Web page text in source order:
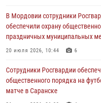
В Саранске сотрудники
задержали гражданина за
03 августа 2026, 08:58
безопасность празднования 98-
Торбеевского и Ковылкинского
Мордовии
В Мордовии сотрудники
обеспечили охрану
праздничных муниципальных
20 июля 2026, 10:44 6
Сотрудники Росгвардии
общественного порядка на
матче в Саранске